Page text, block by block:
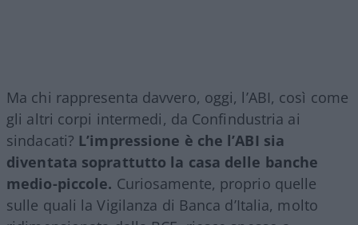
Ma chi rappresenta davvero, oggi, l’ABI, così come
gli altri corpi intermedi, da Confindustria ai
sindacati? L’impressione è che l’ABI sia
diventata soprattutto la casa delle banche
medio-piccole. Curiosamente, proprio quelle
sulle quali la Vigilanza di Banca d’Italia, molto